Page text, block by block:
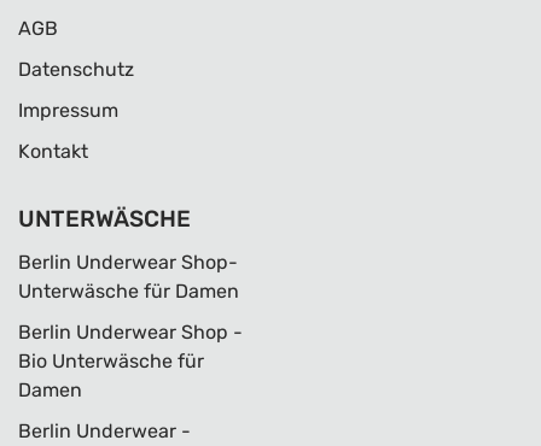
AGB
Datenschutz
Impressum
Kontakt
UNTERWÄSCHE
Berlin Underwear Shop-
Unterwäsche für Damen
Berlin Underwear Shop -
Bio Unterwäsche für
Damen
Berlin Underwear -